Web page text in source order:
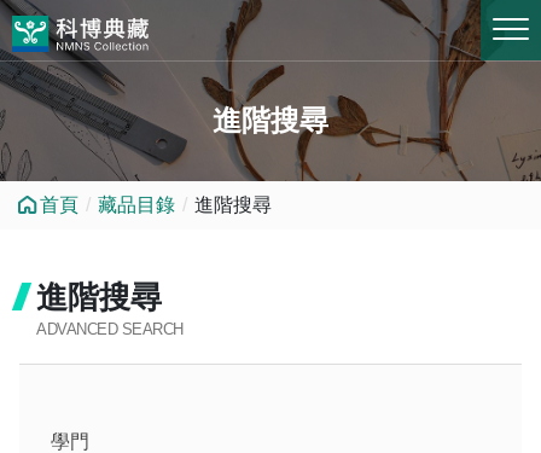
跳到中央內容區塊
進階搜尋
首頁 藏品目錄 進階搜尋
進階搜尋
ADVANCED SEARCH
學門